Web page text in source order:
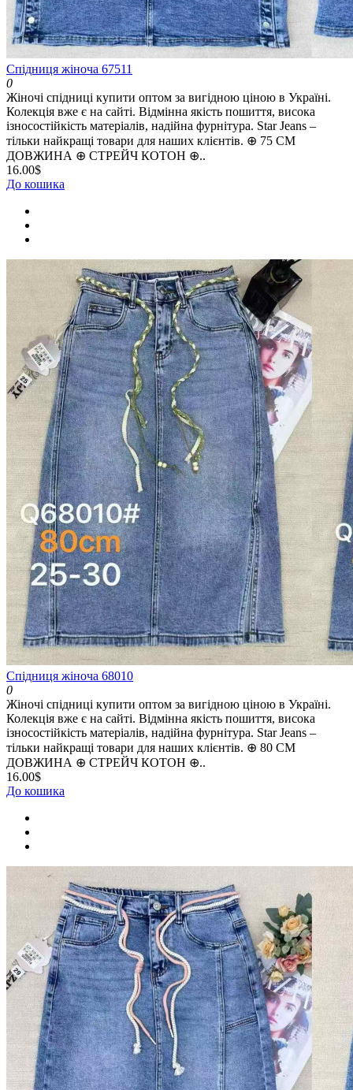
Спідниця жіноча 67511
0
Жіночі спідниці купити оптом за вигідною ціною в Україні.
Колекція вже є на сайті. Відмінна якість пошиття, висока
ізносостійкість матеріалів, надійна фурнітура. Star Jeans –
тільки найкращі товари для наших клієнтів. ⊕ 75 СМ
ДОВЖИНА ⊕ СТРЕЙЧ КОТОН ⊕..
16.00$
До кошика
Спідниця жіноча 68010
0
Жіночі спідниці купити оптом за вигідною ціною в Україні.
Колекція вже є на сайті. Відмінна якість пошиття, висока
ізносостійкість матеріалів, надійна фурнітура. Star Jeans –
тільки найкращі товари для наших клієнтів. ⊕ 80 СМ
ДОВЖИНА ⊕ СТРЕЙЧ КОТОН ⊕..
16.00$
До кошика